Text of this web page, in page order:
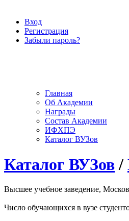
Вход
Регистрация
Забыли пароль?
Главная
Об Академии
Награды
Состав Академии
ИФХПЭ
Каталог ВУЗов
Каталог ВУЗов /
Высшее учебное заведение,
Число обучающихся в вузе